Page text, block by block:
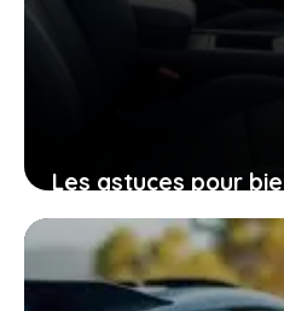
Les astuces pour
Peugeot 206
fiche technique
25 janvier 2026